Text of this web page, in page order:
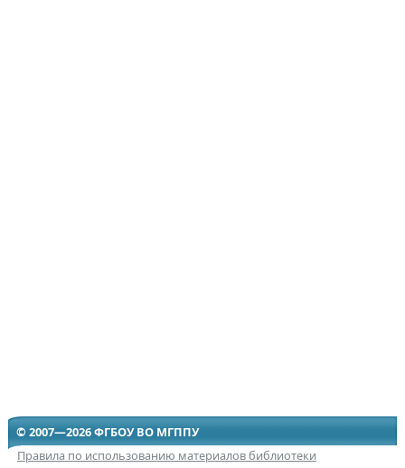
© 2007—2026 ФГБОУ ВО МГППУ
Правила по использованию материалов библиотеки